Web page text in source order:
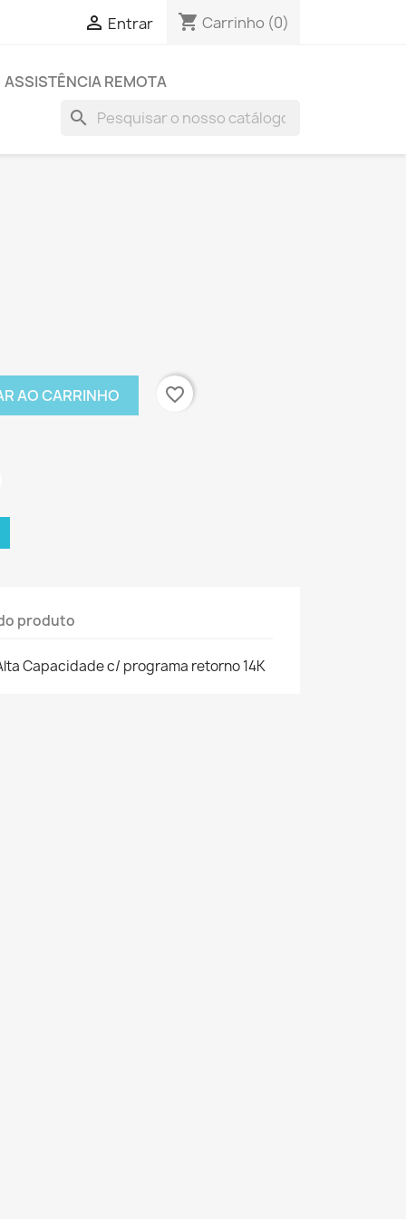
 Entrar shopping_cart Carrinho (0)
ASSISTÊNCIA REMOTA
search
AO CARRINHO favorite_border
produto
Capacidade c/ programa retorno 14K